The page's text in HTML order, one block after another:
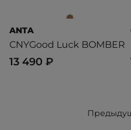
ANTA
CNYGood Luck BOMBER
13 490 ₽